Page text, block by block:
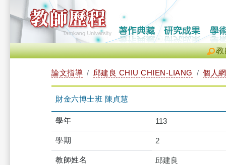
教
論文指導 邱建良 CHIU CHIEN-LIANG 個人
財金六博士班 陳貞慧
學年 113
學期 2
教師姓名 邱建良